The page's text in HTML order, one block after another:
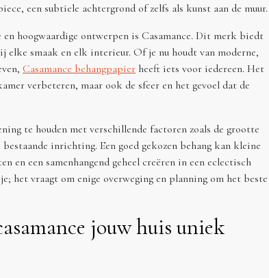
een subtiele achtergrond of zelfs als kunst aan de muur.
hoogwaardige ontwerpen is Casamance. Dit merk biedt
elke smaak en elk interieur. Of je nu houdt van moderne,
Casamance behangpapier heeft iets voor iedereen. Het
verbeteren, maar ook de sfeer en het gevoel dat de
te houden met verschillende factoren zoals de grootte
inrichting. Een goed gekozen behang kan kleine
een samenhangend geheel creëren in een eclectisch
het vraagt om enige overweging en planning om het beste
jouw huis uniek